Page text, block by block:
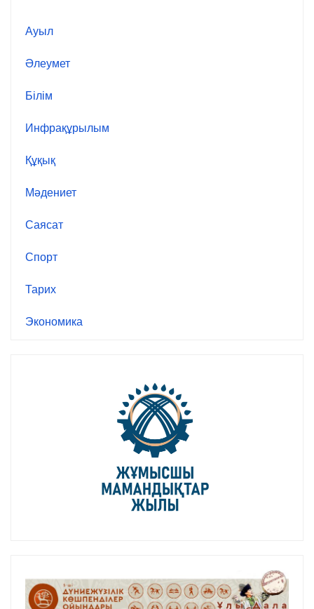
Ауыл
Әлеумет
Білім
Инфрақұрылым
Құқық
Мәдениет
Саясат
Спорт
Тарих
Экономика